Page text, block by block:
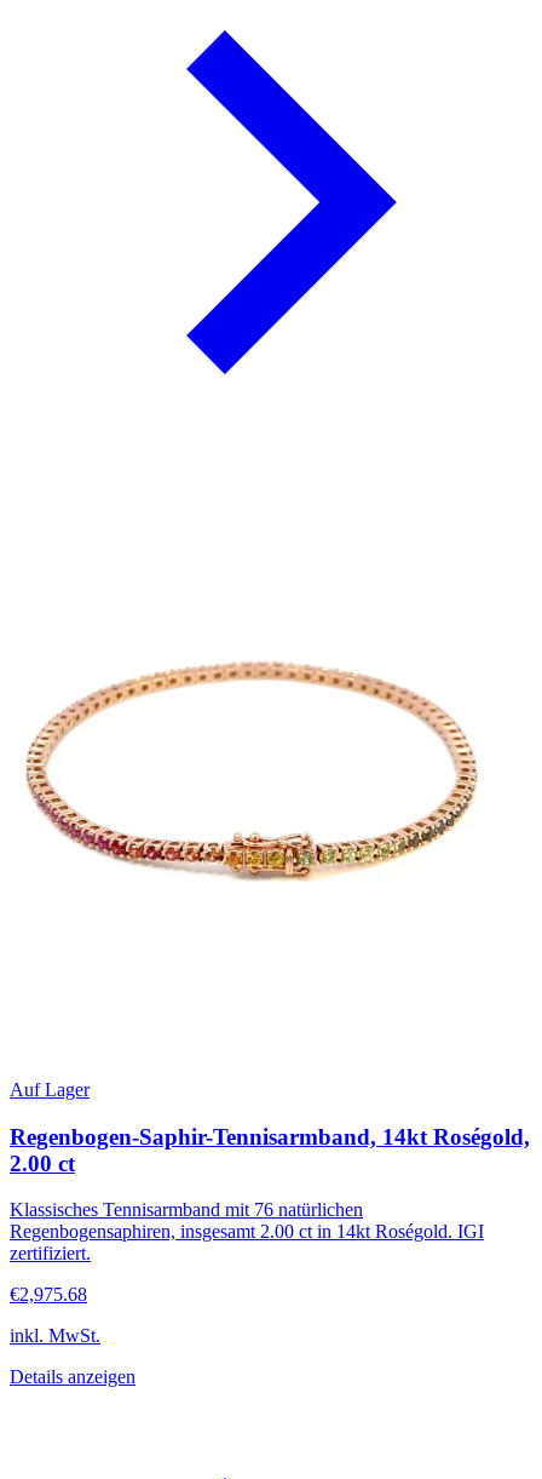
Auf Lager
Regenbogen-Saphir-Tennisarmband, 14kt Roségold,
2.00 ct
Klassisches Tennisarmband mit 76 natürlichen
Regenbogensaphiren, insgesamt 2.00 ct in 14kt Roségold. IGI
zertifiziert.
€2,975.68
inkl. MwSt.
Details anzeigen